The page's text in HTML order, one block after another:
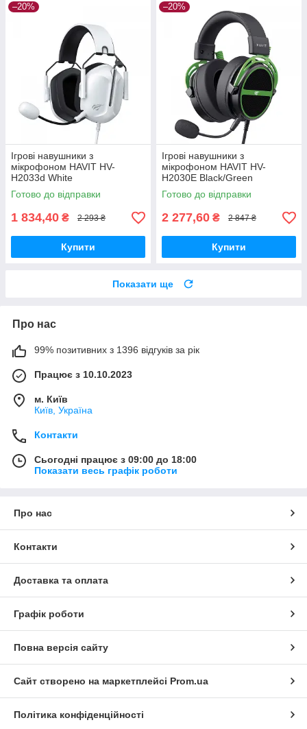
–20%
Ігрові навушники з
мікрофоном HAVIT HV-
H2033d White
Готово до відправки
1 834,40 ₴ 2 293 ₴
Купити
–20%
Ігрові навушники з
мікрофоном HAVIT HV-
H2030E Black/Green
Готово до відправки
2 277,60 ₴ 2 847 ₴
Купити
Показати ще
Про нас
99% позитивних з 1396 відгуків за рік
Працює з 10.10.2023
м. Київ
Київ, Україна
Контакти
Сьогодні працює з 09:00 до 18:00
Показати весь графік роботи
Про нас
Контакти
Доставка та оплата
Графік роботи
Повна версія сайту
Сайт створено на маркетплейсі Prom.ua
Політика конфіденційності